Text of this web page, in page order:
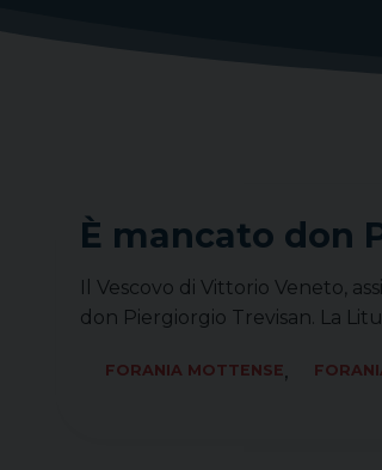
È mancato don
Il Vescovo di Vittorio Veneto,
don Piergiorgio Trevisan. La
FORANIA MOTTENSE,